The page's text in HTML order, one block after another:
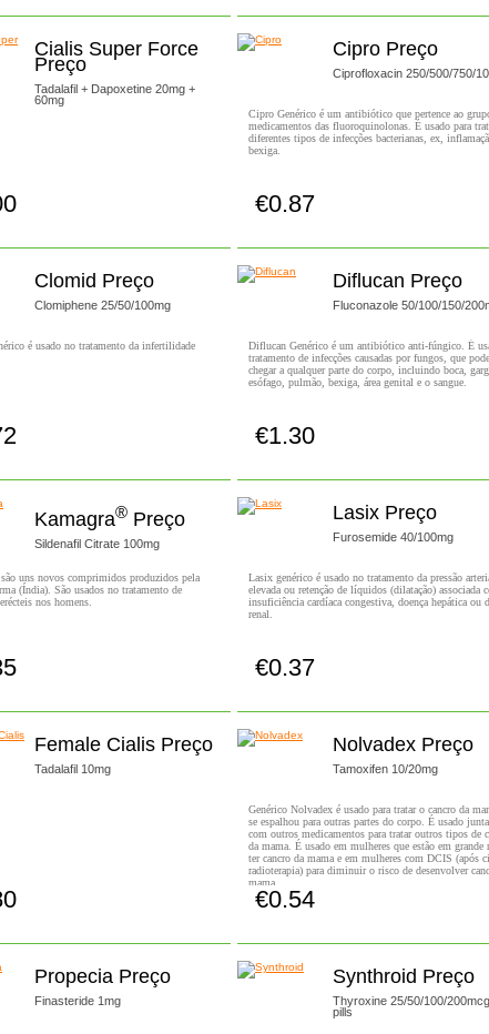
Cialis Super Force
Preço
Tadalafil + Dapoxetine 20mg +
60mg
Clomid Preço
Clomiphene 25/50/100mg
é usado no tratamento da infertilidade
Kamagra® Preço
Sildenafil Citrate 100mg
uns novos comprimidos produzidos pela
(Índia). São usados no tratamento de
nos homens.
Female Cialis Preço
Tadalafil 10mg
Propecia Preço
Finasteride 1mg
Cipro Preço
Ciprofloxacin 250/500/750/
Cipro Genérico é um antibiótico que pertence ao
medicamentos das fluoroquinolonas. É usado para
diferentes tipos de infecções bacterianas, ex,
bexiga.
€0.87
Diflucan Preço
Fluconazole 50/100/150/
Diflucan Genérico é um antibiótico anti-fúngico. É
tratamento de infecções causadas por fungos, que
chegar a qualquer parte do corpo, incluindo boca,
esófago, pulmão, bexiga, área genital e o sangue.
€1.30
Lasix Preço
Furosemide 40/100mg
Lasix genérico é usado no tratamento da pressão
elevada ou retenção de líquidos (dilatação) associada
insuficiência cardíaca congestiva, doença hepática ou
renal.
€0.37
Nolvadex Preço
Tamoxifen 10/20mg
Genérico Nolvadex é usado para tratar o cancro da
se espalhou para outras partes do corpo. É usado
com outros medicamentos para tratar outros tipos de
da mama. É usado em mulheres que estão em grande
ter cancro da mama e em mulheres com DCIS (após
radioterapia) para diminuir o risco de desenvolver
mama.
€0.54
Synthroid Preço
Thyroxine 25/50/100/
pills